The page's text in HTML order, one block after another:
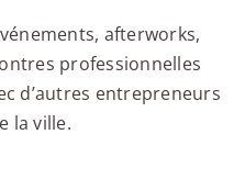
afterworks,
professionnelles
d’autres entrepreneurs
la ville.